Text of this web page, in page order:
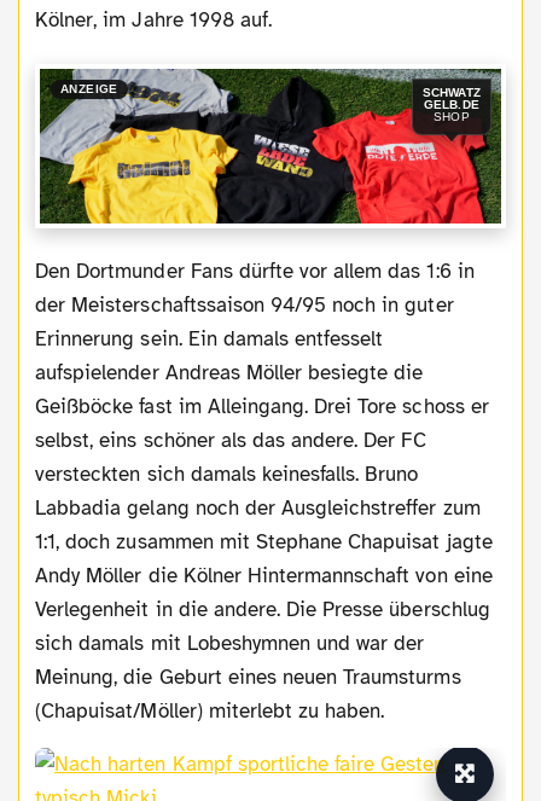
Kölner, im Jahre 1998 auf.
ANZEIGE
SCHWATZ
GELB.DE
SHOP
Den Dortmunder Fans dürfte vor allem das 1:6 in
der Meisterschaftssaison 94/95 noch in guter
Erinnerung sein. Ein damals entfesselt
aufspielender Andreas Möller besiegte die
Geißböcke fast im Alleingang. Drei Tore schoss er
selbst, eins schöner als das andere. Der FC
versteckten sich damals keinesfalls. Bruno
Labbadia gelang noch der Ausgleichstreffer zum
1:1, doch zusammen mit Stephane Chapuisat jagte
Andy Möller die Kölner Hintermannschaft von eine
Verlegenheit in die andere. Die Presse überschlug
sich damals mit Lobeshymnen und war der
Meinung, die Geburt eines neuen Traumsturms
(Chapuisat/Möller) miterlebt zu haben.